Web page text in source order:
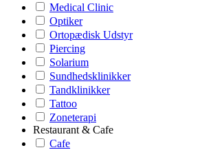
Medical Clinic
Optiker
Ortopædisk Udstyr
Piercing
Solarium
Sundhedsklinikker
Tandklinikker
Tattoo
Zoneterapi
Restaurant & Cafe
Cafe